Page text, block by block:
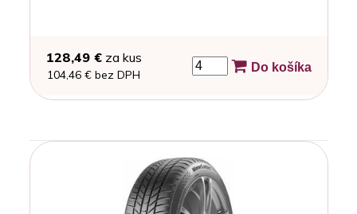
128,49 €za kus
104,46 € bez DPH
Do košíka